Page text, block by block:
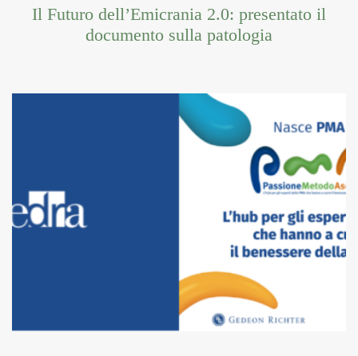
Il Futuro dell’Emicrania 2.0: presentato il
documento sulla patologia